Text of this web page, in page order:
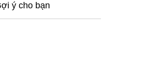
ý cho bạn